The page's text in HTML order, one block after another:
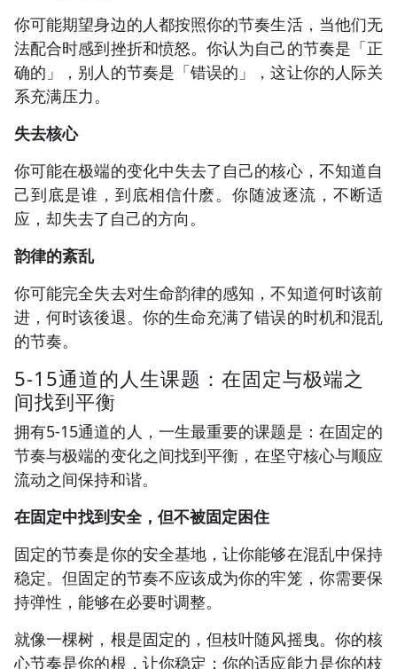
你可能期望身边的人都按照你的节奏生活，当他们无
法配合时感到挫折和愤怒。你认为自己的节奏是「正
确的」，别人的节奏是「错误的」，这让你的人际关
系充满压力。
失去核心
你可能在极端的变化中失去了自己的核心，不知道自
己到底是谁，到底相信什麽。你随波逐流，不断适
应，却失去了自己的方向。
韵律的紊乱
你可能完全失去对生命韵律的感知，不知道何时该前
进，何时该後退。你的生命充满了错误的时机和混乱
的节奏。
5-15通道的人生课题：在固定与极端之
间找到平衡
拥有5-15通道的人，一生最重要的课题是：在固定的
节奏与极端的变化之间找到平衡，在坚守核心与顺应
流动之间保持和谐。
在固定中找到安全，但不被固定困住
固定的节奏是你的安全基地，让你能够在混乱中保持
稳定。但固定的节奏不应该成为你的牢笼，你需要保
持弹性，能够在必要时调整。
就像一棵树，根是固定的，但枝叶随风摇曳。你的核
心节奏是你的根，让你稳定；你的适应能力是你的枝